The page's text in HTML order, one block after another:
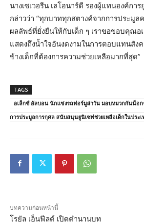
นางเซเวอรีน เลโอนาร์ดี รองผู้แทนองค์กา
กล่าวว่า “ทุกบาททุกสตางค์จากการประมูล
ผลลัพธ์ที่ยั่งยืนให้กับเด็ก ๆ เราขอขอบคุณอ
แสดงถึงน้ำใจอันงดงามในการตอบแทนสัง
ข้างเด็กที่ต้องการความช่วยเหลือมากที่สุด”
TAGS
อเล็กซ์ อัลบอน นักแข่งรถฟอร์มูล่าวัน มอบหมวกกันน็อก
การประมูลการกุศล สนับสนุนยูนิเซฟช่วยเหลือเด็กในประเ
บทความก่อนหน้านี้
โรยัล เอ็นฟีลด์ เปิดตำนานบท